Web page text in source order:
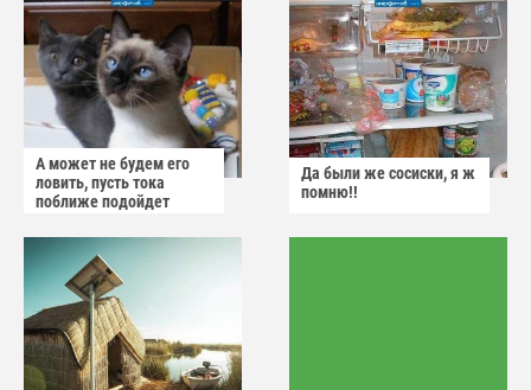
А может не будем его
ловить, пусть тока
поближе подойдет
Да были же сосиски, я ж
помню!!